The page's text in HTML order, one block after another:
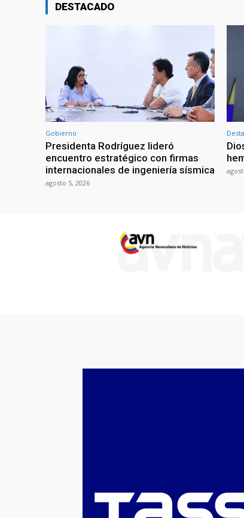
DESTACADO
Gobierno
Presidenta Rodríguez lideró
encuentro estratégico con firmas
internacionales de ingeniería sísmica
agosto 5, 2026